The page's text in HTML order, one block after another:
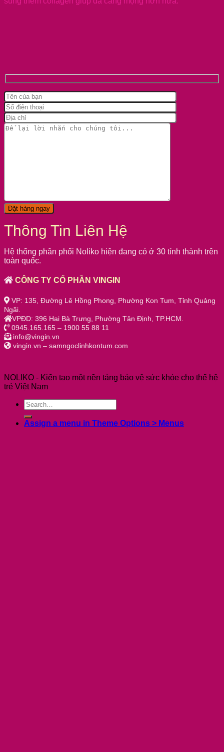
Thông Tin Liên Hệ
Hệ thống phân phối Noliko hiện đang có ở 30 tỉnh thành trên
toàn quốc.
CÔNG TY CỔ PHẦN VINGIN
VP: 135, Đường Lê Hồng Phong, Phường Kon Tum, Tỉnh Quảng
Ngãi.
VPĐD: 396 Hai Bà Trưng, Phường Tân Định, TP.HCM.
0945.165.165 – 1900 55 88 11
info@vingin.vn
vingin.vn – samngoclinhkontum.com
NOLIKO - Kiến tạo một nền tảng bảo vệ sức khỏe cho thế hệ
trẻ Việt Nam
Assign a menu in Theme Options > Menus